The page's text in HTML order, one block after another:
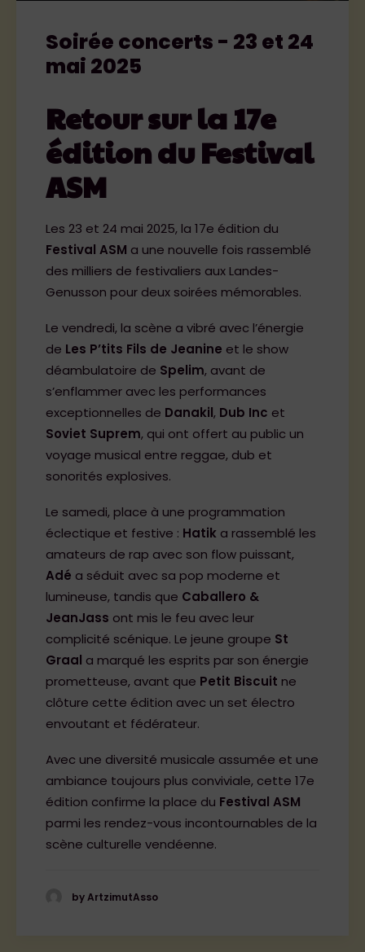
LA PROG
Soirée concerts - 23 et 24
mai 2025
Retour sur la 17e
édition du Festival
ASM
Les 23 et 24 mai 2025, la 17e édition du
Festival ASM a une nouvelle fois rassemblé
des milliers de festivaliers aux Landes-
Genusson pour deux soirées mémorables.
Le vendredi, la scène a vibré avec l’énergie
de Les P’tits Fils de Jeanine et le show
déambulatoire de Spelim, avant de
s’enflammer avec les performances
exceptionnelles de Danakil, Dub Inc et
Soviet Suprem, qui ont offert au public un
voyage musical entre reggae, dub et
sonorités explosives.
Le samedi, place à une programmation
éclectique et festive : Hatik a rassemblé les
amateurs de rap avec son flow puissant,
Adé a séduit avec sa pop moderne et
lumineuse, tandis que Caballero &
JeanJass ont mis le feu avec leur
complicité scénique. Le jeune groupe St
Graal a marqué les esprits par son énergie
prometteuse, avant que Petit Biscuit ne
clôture cette édition avec un set électro
envoutant et fédérateur.
Avec une diversité musicale assumée et une
ambiance toujours plus conviviale, cette 17e
édition confirme la place du Festival ASM
parmi les rendez-vous incontournables de la
scène culturelle vendéenne.
by ArtzimutAsso